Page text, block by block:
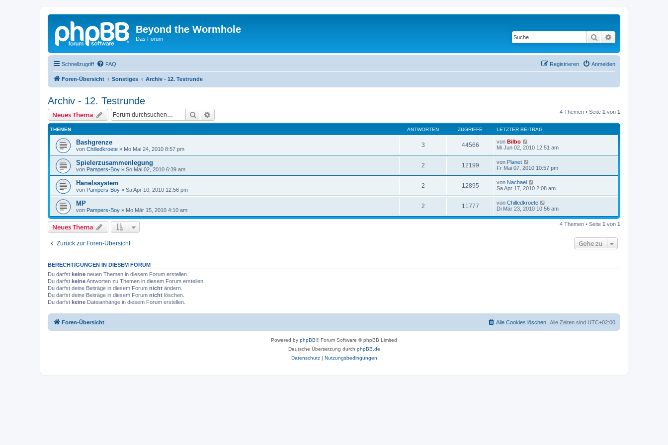
Beyond the Wormhole
Das Forum Suche
Schnellzugriff FAQ Anmelden
Registrieren
Foren-Übersicht Sonstiges Archiv - 12. Testrunde
Archiv - 12. Testrunde
Neues Thema Suche 4 Themen • Seite 1 von 1
THEMEN ANTWORTEN ZUGRIFFE LETZTER BEITRAG
Bashgrenze
von Chilledkroete » Mo Mai 24, 2010 8:57 pm
3 44566 von Bilbo
Mi Jun 02, 2010 12:51 am
Spielerzusammenlegung
von Pampers-Boy » So Mai 02, 2010 6:39 am
2 12199 von Planet
Fr Mai 07, 2010 10:57 pm
Hanelssystem
von Pampers-Boy » Sa Apr 10, 2010 12:56 pm
2 12895 von Nachael
Sa Apr 17, 2010 2:08 am
MP
von Pampers-Boy » Mo Mär 15, 2010 4:10 am
2 11777 von Chilledkroete
Di Mär 23, 2010 10:56 am
Neues Thema 4 Themen • Seite 1 von 1
Zurück zur Foren-Übersicht Gehe zu
BERECHTIGUNGEN IN DIESEM FORUM
Du darfst keine neuen Themen in diesem Forum erstellen.
Du darfst keineAntworten zu Themen in diesem Forum erstellen.
Du darfst deine Beiträge in diesem Forum nicht ändern.
Du darfst deine Beiträge in diesem Forum nicht löschen.
Du darfst keine Dateianhänge in diesem Forum erstellen.
Foren-Übersicht Alle Zeiten sind UTC+02:00
Alle Cookies löschen
Powered by phpBB® Forum Software © phpBB Limited
Deutsche Übersetzung durch phpBB.de
Datenschutz| Nutzungsbedingungen